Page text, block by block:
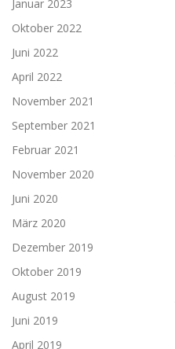
Januar 2023
Oktober 2022
Juni 2022
April 2022
November 2021
September 2021
Februar 2021
November 2020
Juni 2020
März 2020
Dezember 2019
Oktober 2019
August 2019
Juni 2019
April 2019